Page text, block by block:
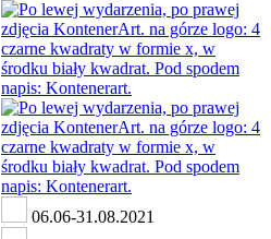
06.06-31.08.2021